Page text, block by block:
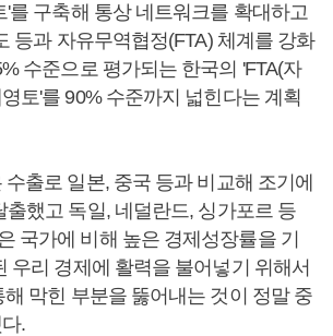
'를 구축해 통상 네트워크를 확대하고
등과 자유무역협정(FTA) 체계를 강화
수준으로 평가되는 한국의 'FTA(자
토'를 90% 수준까지 넓힌다는 계획
수출로 일본, 중국 등과 비교해 조기에
출했고 독일, 네덜란드, 싱가포르 등
국가에 비해 높은 경제성장률을 기
우리 경제에 활력을 불어넣기 위해서
막힌 부분을 뚫어내는 것이 정말 중
.